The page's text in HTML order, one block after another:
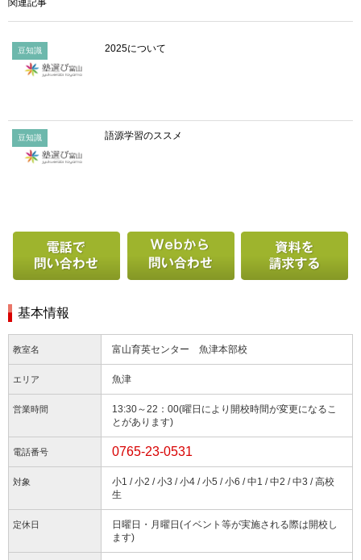
豆知識 2025について
豆知識 語源学習のススメ
基本情報
教室名 富山育英センター 魚津本部校
エリア 魚津
営業時間
13:30～22：00(曜日により開校時間が変更になるこ
とがあります)
電話番号 0765-23-0531
対象
小1 / 小2 / 小3 / 小4 / 小5 / 小6 / 中1 / 中2 / 中3 / 高校
生
定休日
日曜日・月曜日(イベント等が実施される際は開校し
ます)